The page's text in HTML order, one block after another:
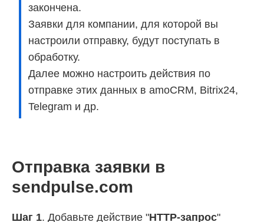
закончена.
Заявки для компании, для которой вы
настроили отправку, будут поступать в
обработку.
Далее можно настроить действия по
отправке этих данных в amoCRM, Bitrix24,
Telegram и др.
Отправка заявки в
sendpulse.com
Шаг 1. Добавьте действие "HTTP-запрос"